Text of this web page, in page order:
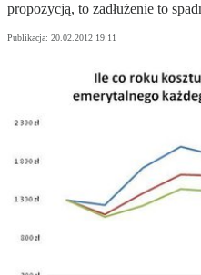
propozycją, to zadłużenie to
Publikacja: 20.02.2012 19:11